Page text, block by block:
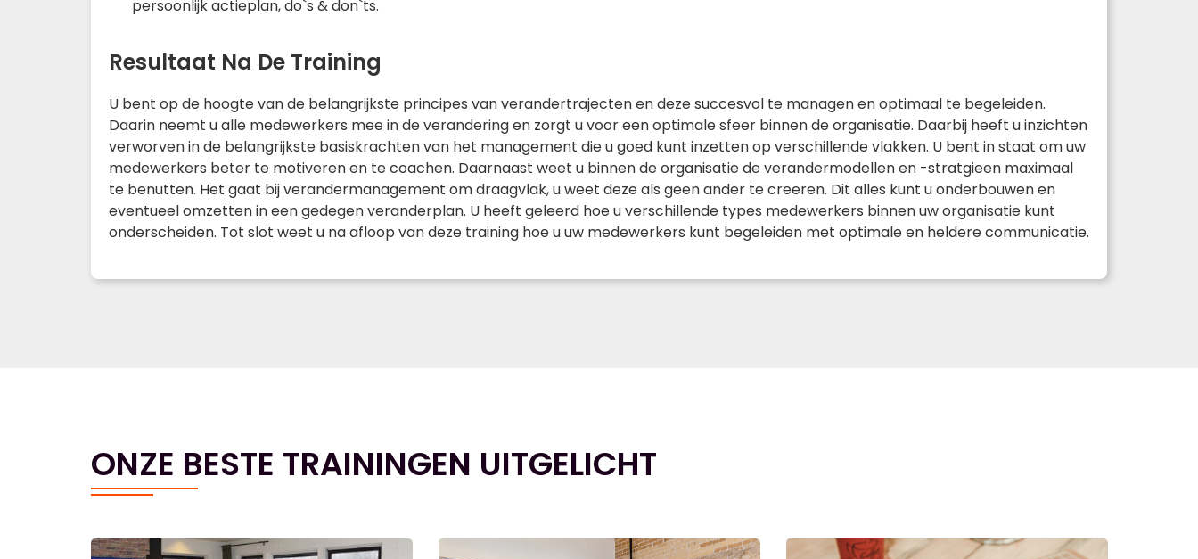
persoonlijk actieplan, do`s & don`ts.
Resultaat Na De Training
U bent op de hoogte van de belangrijkste principes van verandertrajecten en deze succesvol te managen en optimaal te begeleiden.
Daarin neemt u alle medewerkers mee in de verandering en zorgt u voor een optimale sfeer binnen de organisatie. Daarbij heeft u inzichten
verworven in de belangrijkste basiskrachten van het management die u goed kunt inzetten op verschillende vlakken. U bent in staat om uw
medewerkers beter te motiveren en te coachen. Daarnaast weet u binnen de organisatie de verandermodellen en -stratgieen maximaal
te benutten. Het gaat bij verandermanagement om draagvlak, u weet deze als geen ander te creeren. Dit alles kunt u onderbouwen en
eventueel omzetten in een gedegen veranderplan. U heeft geleerd hoe u verschillende types medewerkers binnen uw organisatie kunt
onderscheiden. Tot slot weet u na afloop van deze training hoe u uw medewerkers kunt begeleiden met optimale en heldere communicatie.
ONZE BESTE TRAININGEN UITGELICHT